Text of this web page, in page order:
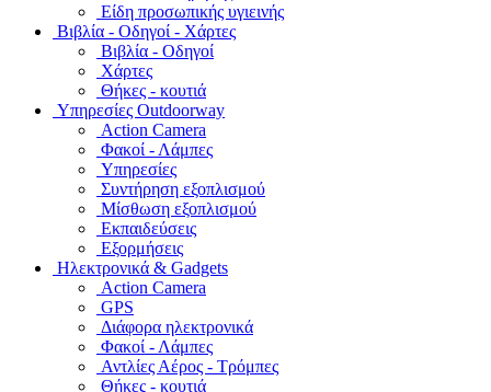
Είδη προσωπικής υγιεινής
Bιβλία - Οδηγοί - Χάρτες
Βιβλία - Οδηγοί
Χάρτες
Θήκες - κουτιά
Υπηρεσίες Outdoorway
Action Camera
Φακοί - Λάμπες
Υπηρεσίες
Συντήρηση εξοπλισμού
Μίσθωση εξοπλισμού
Εκπαιδεύσεις
Εξορμήσεις
Ηλεκτρονικά & Gadgets
Action Camera
GPS
Διάφορα ηλεκτρονικά
Φακοί - Λάμπες
Αντλίες Αέρος - Τρόμπες
Θήκες - κουτιά